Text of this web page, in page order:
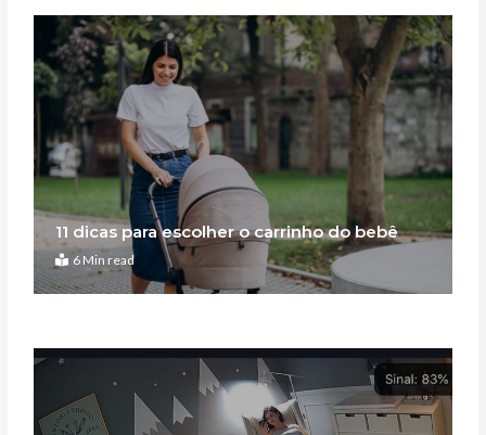
11 dicas para escolher o carrinho do bebê
6 Min read